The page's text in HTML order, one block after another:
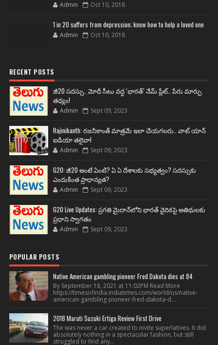
Admin Oct 10, 2018
1 in 20 suffers from depression; know how to help a loved one
Admin Oct 10, 2018
RECENT POSTS
జీ20 సదస్సు.. మోదీ సీటు వద్ద ‘భారత్’ నేమ్ ప్లేట్‌.. పేరు మార్పు
తథ్యం!
Admin Sept 09, 2023
Rajinikanth: రజనీకాంత్ మాత్రమే ఇలా చేయగలరు.. వాట్ యాన్
ఐడియా తలైవా!
Admin Sept 09, 2023
G20: జీ20 అంటే ఏంటి? ఏ ఏ దేశాలకు సభ్యత్వం? సదస్సుకు
ఎందుకింత ప్రాధాన్యత?
Admin Sept 09, 2023
G20 Live Updates: ప్రగతి మైదాన్‌లోని భారత్ వైదికపై అతిథులకు
ప్రధాని స్వాగతం
Admin Sept 09, 2023
POPULAR POSTS
Native American gambling pioneer Fred Dakota dies at 84
By September 18, 2021 at 11:02PM Read More
https://timesofindia.indiatimes.com/world/us/native-
american-gambling-pioneer-fred-dakota-d...
2018 Maruti Suzuki Ertiga Review First Drive
The was never a car created to invite superlatives. It did
absolutely nothing in a spectacular fashion, but still
struggled to find any...